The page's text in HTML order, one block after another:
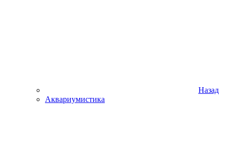
Назад
Аквариумистика